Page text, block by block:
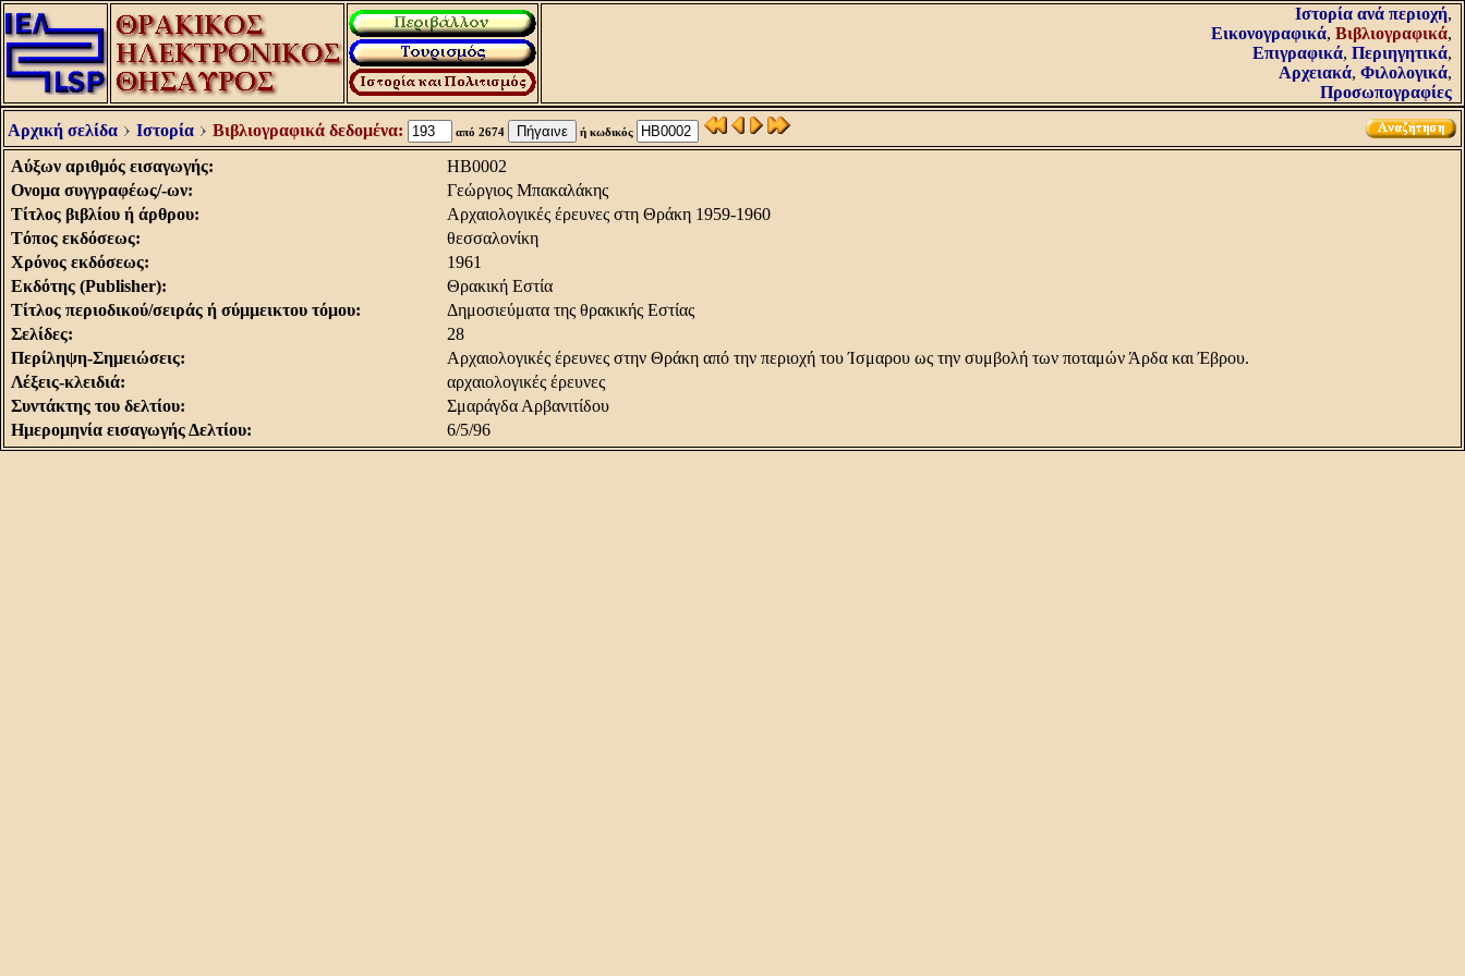
Iστορία ανά περιοχή,
Εικονογραφικά, Βιβλιογραφικά,
Επιγραφικά, Περιηγητικά,
Αρχειακά, Φιλολογικά,
Προσωπογραφίες
Αρχική σελίδα Ιστορία Βιβλιογραφικά δεδομένα: από 2674 ή κωδικός
Aύξων αριθμός εισαγωγής:
HB0002
Oνομα συγγραφέως/-ων:
Γεώργιος Μπακαλάκης
Tίτλος βιβλίου ή άρθρου:
Αρχαιολογικές έρευνες στη Θράκη 1959-1960
Tόπος εκδόσεως:
θεσσαλονίκη
Xρόνος εκδόσεως:
1961
Eκδότης (Publisher):
Θρακική Εστία
Tίτλος περιοδικού/σειράς ή σύμμεικτου τόμου:
Δημοσιεύματα της θρακικής Εστίας
Σελίδες:
28
Περίληψη-Σημειώσεις:
Aρχαιολογικές έρευνες στην Θράκη από την περιοχή του Ίσμαρου ως την συμβολή των ποταμών Άρδα και Έβρου.
Λέξεις-κλειδιά:
αρχαιολογικές έρευνες
Συντάκτης του δελτίου:
Σμαράγδα Αρβανιτίδου
Hμερομηνία εισαγωγής Δελτίου:
6/5/96